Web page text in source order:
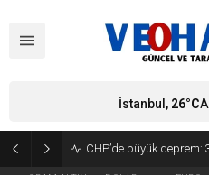
İstanbul, 26°C